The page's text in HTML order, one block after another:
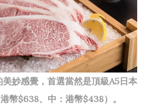
妙感覺，首選當然是頂級A5日本
幣$638、中：港幣$438）。